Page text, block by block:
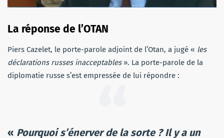
La réponse de l’OTAN
Piers Cazelet, le porte-parole adjoint de l’Otan, a jugé « les
déclarations russes inacceptables». La porte-parole de la
diplomatie russe s’est empressée de lui répondre :
« Pourquoi s’énerver de la sorte ? Il y a un